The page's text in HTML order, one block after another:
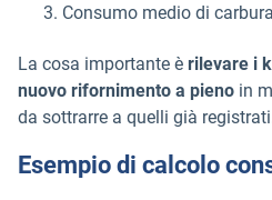
Consumo medio di
La cosa importante è rilevare i
nuovo rifornimento a pieno in
da sottrarre a quelli già
Esempio di calcolo